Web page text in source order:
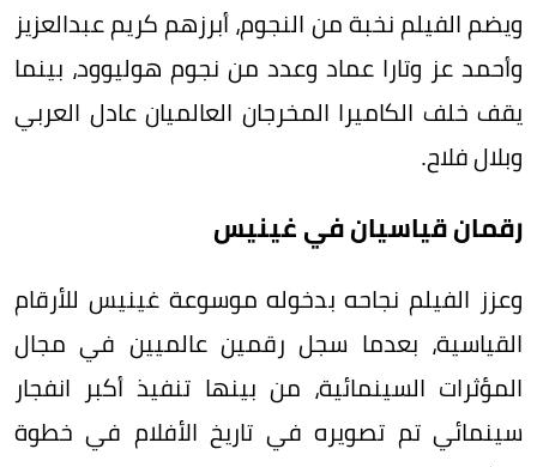
ويضم الفيلم نخبة من النجوم، أبرزهم كريم عبدالعزيز
وأحمد عز وتارا عماد وعدد من نجوم هوليوود، بينما
يقف خلف الكاميرا المخرجان العالميان عادل العربي
وبلال فلاح.
رقمان قياسيان في غينيس
وعزز الفيلم نجاحه بدخوله موسوعة غينيس للأرقام
القياسية، بعدما سجل رقمين عالميين في مجال
المؤثرات السينمائية، من بينها تنفيذ أكبر انفجار
سينمائي تم تصويره في تاريخ الأفلام في خطوة